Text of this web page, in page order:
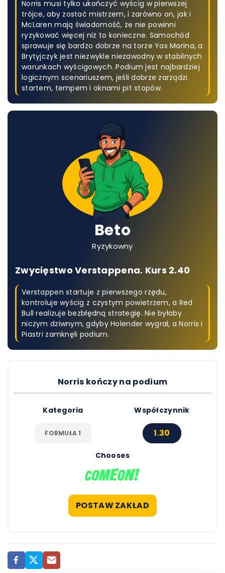
Norris musi tylko ukończyć wyścig w pierwszej
trójce, aby zostać mistrzem, i zarówno on, jak i
McLaren mają świadomość, że nie powinni
ryzykować więcej niż to konieczne. Samochód
sprawuje się bardzo dobrze na torze Yas Marina, a
Brytyjczyk jest niezwykle niezawodny w stabilnych
warunkach wyścigowych. Podium jest najbardziej
logicznym scenariuszem, jeśli dobrze zarządzi
startem, tempem i oknami pit stopów.
Beto
Ryzykowny
Zwycięstwo Verstappena. Kurs 2.40
Verstappen startuje z pierwszego rzędu,
kontroluje wyścig z czystym powietrzem, a Red
Bull realizuje bezbłędną strategię. Nie byłoby
niczym dziwnym, gdyby Holender wygrał, a Norris i
Piastri zamknęli podium.
Norris kończy na podium
POSTAW ZAKŁAD
Kategoria
FORMUŁA 1
Współczynnik
1.30
Chooses